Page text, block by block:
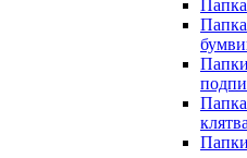
Папка
Папка